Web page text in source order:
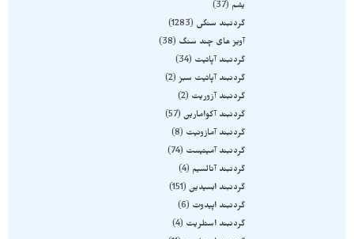
یشم
37
گردنبند سنگی
1283
آویز های چند سنگ
38
گردنبند آپاتیت
34
گردنبند آپاتیت سبز
2
گردنبند آزوریت
2
گردنبند آکوامارین 57
گردنبند آمازونیت
8
گردنبند آمیتیست
74
گردنبند آنالسیم
4
گردنبند ابسیدین 151
گردنبند اپیدوت
6
گردنبند استلریت
4